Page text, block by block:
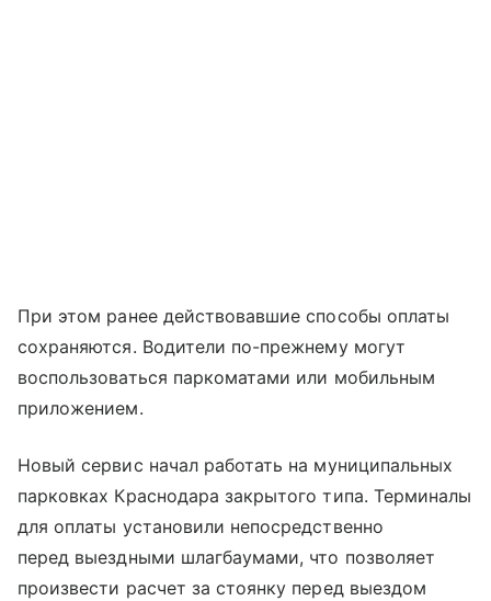
При этом ранее действовавшие способы оплаты
сохраняются. Водители по-прежнему могут
воспользоваться паркоматами или мобильным
приложением.
Новый сервис начал работать на муниципальных
парковках Краснодара закрытого типа. Терминалы
для оплаты установили непосредственно
перед выездными шлагбаумами, что позволяет
произвести расчет за стоянку перед выездом